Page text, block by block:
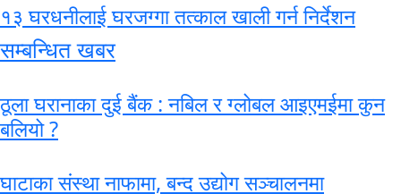
१३ घरधनीलाई घरजग्गा तत्काल खाली गर्न निर्देशन
सम्बन्धित खबर
ठूला घरानाका दुई बैंक : नबिल र ग्लोबल आइएमईमा कुन
बलियो ?
घाटाका संस्था नाफामा, बन्द उद्योग सञ्चालनमा